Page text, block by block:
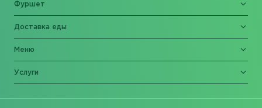
Фуршет
Доставка еды
Меню
Услуги